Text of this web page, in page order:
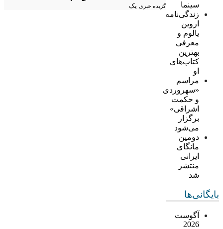
سینما
زندگی‌نامه
اروین
یالوم و
معرفی
بهترین
کتاب‌های
او
مراسم
«سهروردی
و حکمت
اشراقی»
برگزار
می‌شود
دومین
مانگای
ایرانی
منتشر
شد
بایگانی‌ها
آگوست
2026
گزیده خبری یک